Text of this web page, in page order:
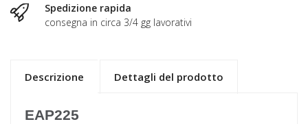
Spedizione rapida
consegna in circa 3/4 gg lavorativi
Descrizione Dettagli del prodotto
EAP225